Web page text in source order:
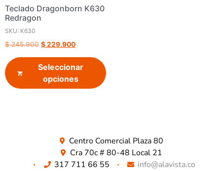
Teclado Dragonborn K630
Redragon
SKU: K630
$245.900 $229.900
Seleccionar
opciones
Centro Comercial Plaza 80
Cra 70c # 80-48 Local 21
317 711 66 55
info@alavista.co